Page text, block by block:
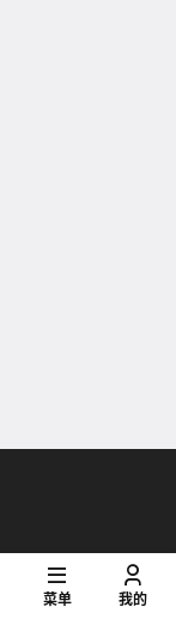
菜单 我的